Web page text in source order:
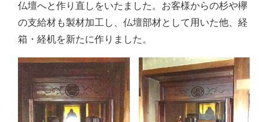
仏壇へと作り直しをいたました。お客様からの杉や欅
の支給材も製材加工し、仏壇部材として用いた他、経
箱・経机を新たに作りました。